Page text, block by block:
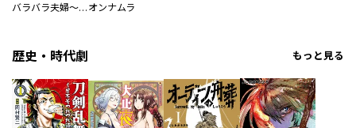
バラバラ夫婦～手足をなくした夫はまだ生きてる オンナムラ
歴史・時代劇 もっと見る